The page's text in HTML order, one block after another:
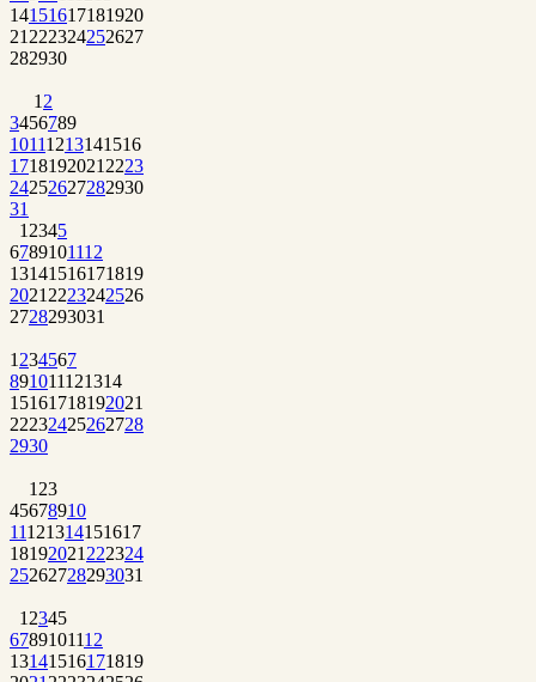
14151617181920
21 222324252627
282930
1 2
3456789
10111213141516
1718192021 2223
24252627282930
31
1 2345
6789101112
13141516171819
2021 2223242526
2728293031
1 234567
891011121314
15161718192021
22232425262728
2930
1 23
45678910
11121314151617
18192021 222324
25262728293031
1 2345
6789101112
13141516171819